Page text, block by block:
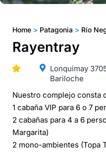
Home > Patagonia > Río
Rayentray
Lonquimay
Bariloche
Nuestro complejo consta
1 cabaña VIP para 6 o 7
2 cabañas para 4 a 6
Margarita)
2 mono-ambientes (Topa